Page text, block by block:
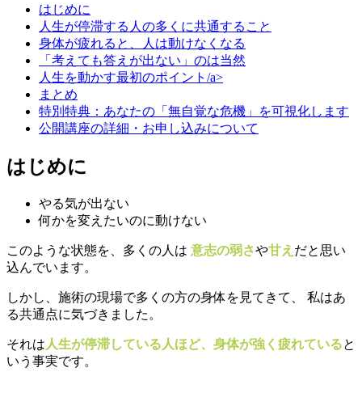
はじめに
人生が停滞する人の多くに共通すること
身体が疲れると、人は動けなくなる
「考えても答えが出ない」のは当然
人生を動かす最初のポイント/a>
まとめ
特別特典：あなたの「無自覚な危機」を可視化します
公開講座の詳細・お申し込みについて
はじめに
やる気が出ない
何かを変えたいのに動けない
このような状態を、多くの人は 意志の弱さや甘え だと思い
込んでいます。
しかし、施術の現場で多くの方の身体を見てきて、 私はあ
る共通点に気づきました。
それは 人生が停滞している人ほど、身体が強く疲れていると
いう事実です。